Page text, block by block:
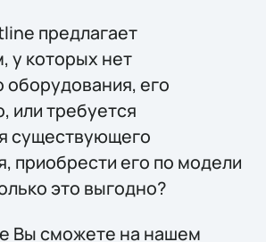
предлагает
у которых нет
оборудования, его
или требуется
существующего
приобрести его по модели
это выгодно?
Вы сможете на нашем